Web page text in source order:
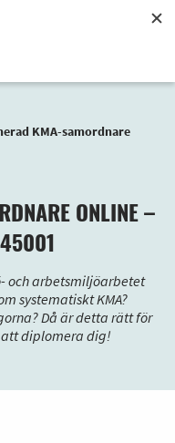
Meny
KMA-samordnare
ONLINE –
och arbetsmiljöarbetet
systematiskt KMA?
Då är detta rätt för
diplomera dig!